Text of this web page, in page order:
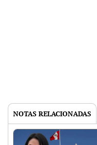
NOTAS RELACIONADAS